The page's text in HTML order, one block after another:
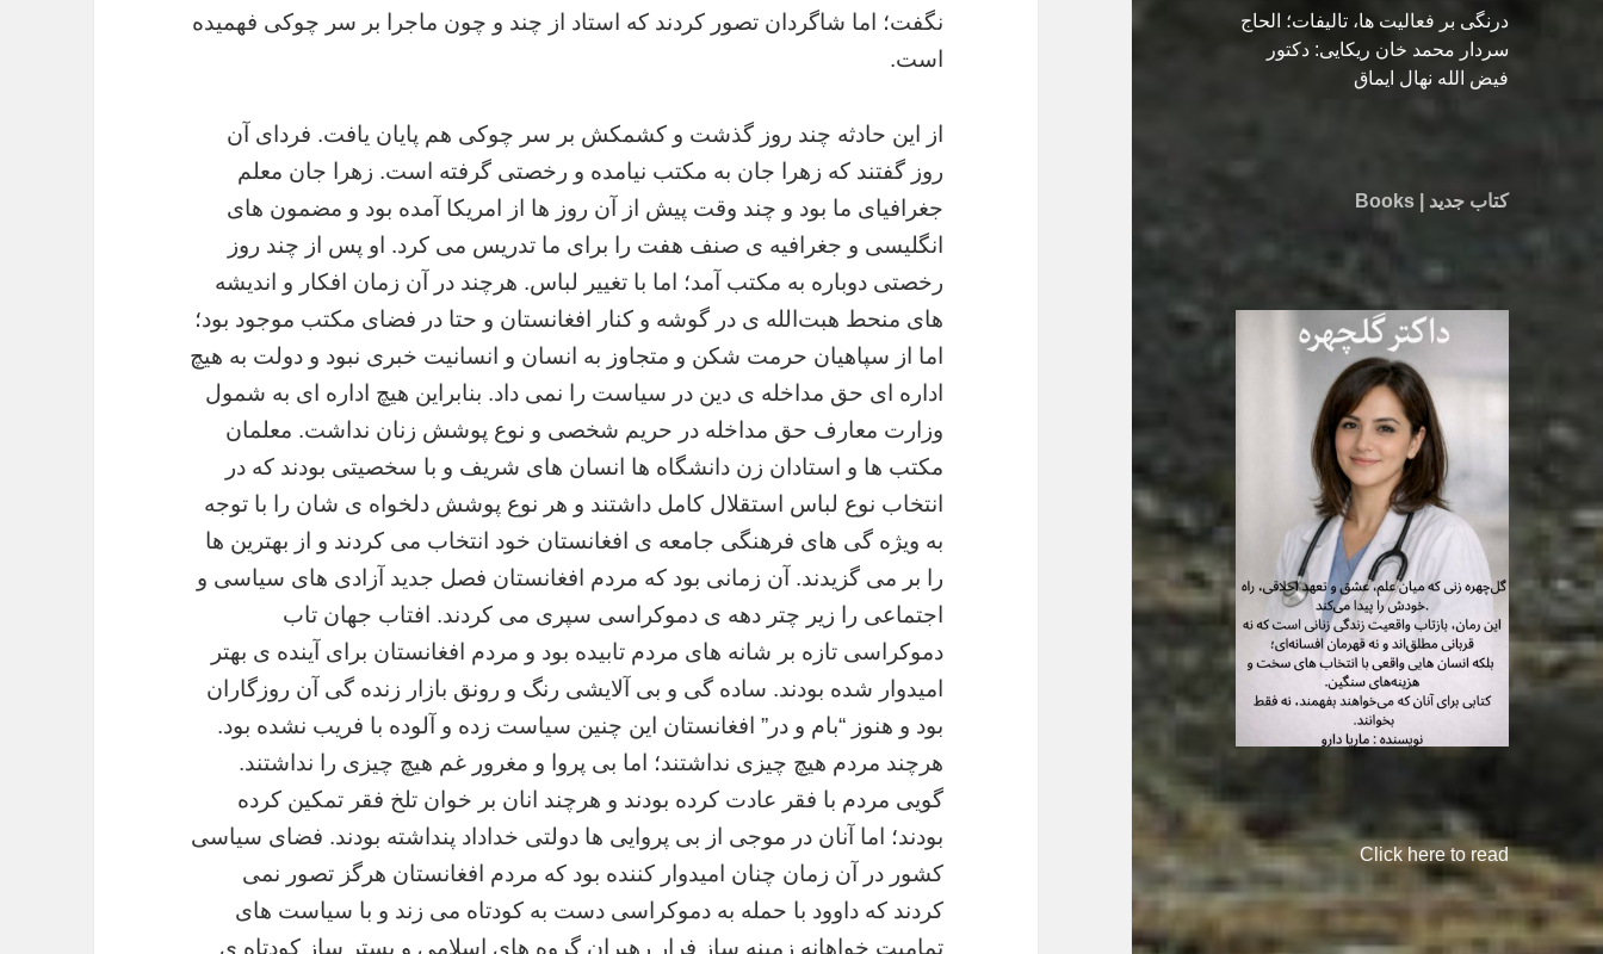
درنگی بر فعالیت ها، تالیفات؛ الحاج
سردار محمد خان ریکایی: دکتور
فیض الله نهال ایماق
کتاب جدید | Books
Click here to read
نگفت؛ اما شاگردان تصور کردند که استاد از چند و چون ماجرا بر سر چوکی فهمیده
است.
از این حادثه چند روز گذشت و کشمکش بر سر چوکی هم پایان یافت. فردای آن
روز گفتند که زهرا جان به مکتب نیامده و رخصتی گرفته است. زهرا جان معلم
جغرافیای ما بود و چند وقت پیش از آن روز ها از امریکا آمده بود و مضمون های
انگلیسی و جغرافیه ی صنف هفت را برای ما تدریس می کرد. او پس از چند روز
رخصتی دوباره به مکتب آمد؛ اما با تغییر لباس. هرچند در آن زمان افکار و اندیشه
های منحط هبت‌الله ی در گوشه و کنار افغانستان و حتا در فضای مکتب موجود بود؛
اما از سپاهیان حرمت شکن و متجاوز به انسان و انسانیت خبری نبود و دولت به هیچ
اداره ای حق مداخله ی دین در سیاست را نمی داد‌. بنابراین هیچ اداره ای به شمول
وزارت معارف حق مداخله در حریم شخصی و نوع پوشش زنان نداشت. معلمان
مکتب ها و استادان زن دانشگاه ها انسان های شریف و با سخصیتی بودند که در
انتخاب نوع لباس استقلال کامل داشتند و هر نوع پوشش دلخواه ی شان را با توجه
به‌ ویژه گی های فرهنگی جامعه ی افغانستان خود انتخاب می کردند و از بهترین ها
را بر می گزیدند. آن زمانی بود که مردم افغانستان فصل جدید آزادی های سیاسی و
اجتماعی را زیر چتر دهه ی دموکراسی سپری می کردند. افتاب جهان تاب
دموکراسی تازه بر شانه های مردم تابیده بود و مردم افغانستان برای آینده ی بهتر
امیدوار شده بودند‌. ساده گی و بی آلایشی رنگ و رونق بازار زنده گی آن روزگاران
بود و هنوز “بام و در” افغانستان این چنین سیاست زده و آلوده با فریب نشده بود.
هرچند مردم هیچ چیزی نداشتند؛ اما بی پروا و مغرور غم هیچ چیزی را نداشتند.
گویی مردم با فقر عادت کرده بودند و هرچند انان بر خوان تلخ فقر تمکین کرده
بودند؛ اما آنان در موجی از بی پروایی ها دولتی خداداد پنداشته بودند. فضای سیاسی
کشور در آن زمان چنان امیدوار کننده بود که مردم افغانستان هرگز تصور نمی
کردند که داوود با حمله به دموکراسی دست به کودتاه می زند و با سیاست های
تمامیت خواهانه زمینه ساز فرار رهبران گروه های اسلامی و بستر ساز کودتاه ی